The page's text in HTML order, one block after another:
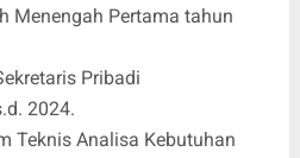
Menengah Pertama tahun
Pribadi
2024.
Teknis Analisa Kebutuhan